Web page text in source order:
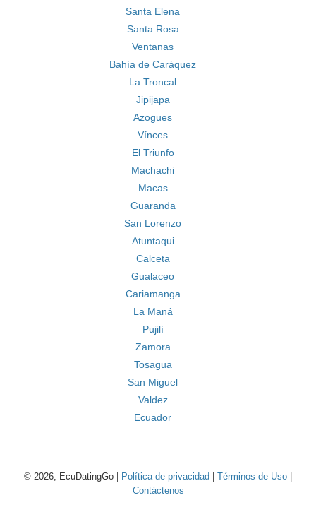
Santa Elena
Santa Rosa
Ventanas
Bahía de Caráquez
La Troncal
Jipijapa
Azogues
Vínces
El Triunfo
Machachi
Macas
Guaranda
San Lorenzo
Atuntaqui
Calceta
Gualaceo
Cariamanga
La Maná
Pujilí
Zamora
Tosagua
San Miguel
Valdez
Ecuador
© 2026, EcuDatingGo | Política de privacidad Términos de Uso
Contáctenos